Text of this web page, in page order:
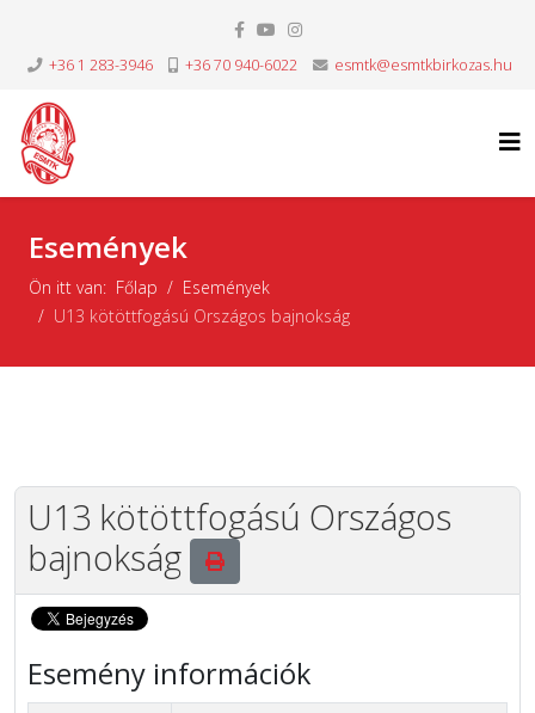
+36 1 283-3946 +36 70 940-6022 esmtk@esmtkbirkozas.hu
Események
Ön itt van: Főlap
Események
U13 kötöttfogású Országos bajnokság
U13 kötöttfogású Országos
bajnokság
Esemény információk